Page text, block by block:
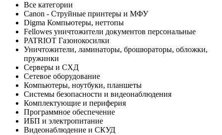
Все категории
Canon - Струйные принтеры и МФУ
Digma Компьютеры, неттопы
Fellowes уничтожители документов персональные
PATRIOT Газонокосилки
Уничтожители, ламинаторы, брошюраторы, обложки,
пружинки
Серверы и СХД
Сетевое оборудование
Компьютеры, ноутбуки, планшеты
Системы безопасности и видеонаблюдения
Комплектующие и периферия
Программное обеспечение
ИБП и электропитание
Видеонаблюдение и СКУД